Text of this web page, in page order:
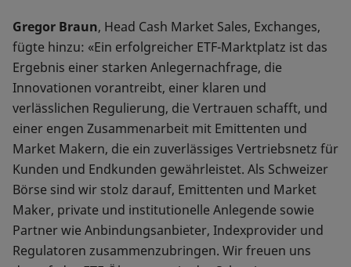
Gregor Braun, Head Cash Market Sales, Exchanges,
fügte hinzu: «Ein erfolgreicher ETF-Marktplatz ist das
Ergebnis einer starken Anlegernachfrage, die
Innovationen vorantreibt, einer klaren und
verlässlichen Regulierung, die Vertrauen schafft, und
einer engen Zusammenarbeit mit Emittenten und
Market Makern, die ein zuverlässiges Vertriebsnetz für
Kunden und Endkunden gewährleistet. Als Schweizer
Börse sind wir stolz darauf, Emittenten und Market
Maker, private und institutionelle Anlegende sowie
Partner wie Anbindungsanbieter, Indexprovider und
Regulatoren zusammenzubringen. Wir freuen uns